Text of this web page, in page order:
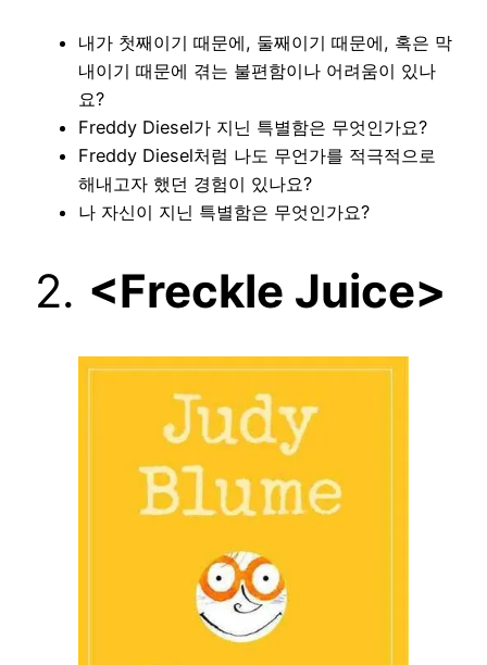
내가 첫째이기 때문에, 둘째이기 때문에, 혹은 막
내이기 때문에 겪는 불편함이나 어려움이 있나
요?
Freddy Diesel가 지닌 특별함은 무엇인가요?
Freddy Diesel처럼 나도 무언가를 적극적으로
해내고자 했던 경험이 있나요?
나 자신이 지닌 특별함은 무엇인가요?
2. <Freckle Juice>